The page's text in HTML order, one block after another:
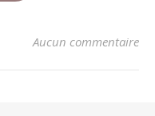
Aucun commentaire